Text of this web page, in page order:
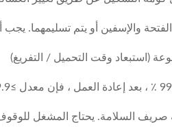
والإسفين أو يتم تسليمهما. يجب
صريف السلامة. يحتاج المشغل